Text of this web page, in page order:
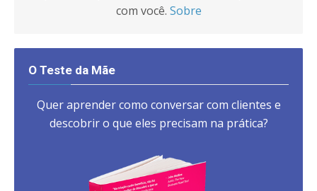
com você. Sobre
O Teste da Mãe
Quer aprender como conversar com clientes e
descobrir o que eles precisam na prática?